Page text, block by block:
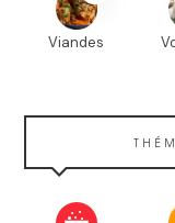
Viandes